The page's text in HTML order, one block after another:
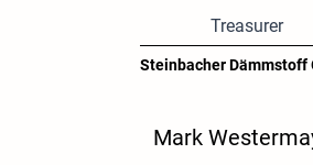
Treasurer
Steinbacher Dämmstoff
Mark